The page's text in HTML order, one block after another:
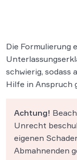
Die Formulierung
schwierig, sodass
Hilfe in Anspruch
Achtung!
Unrecht
eigenen
Abmahnenden